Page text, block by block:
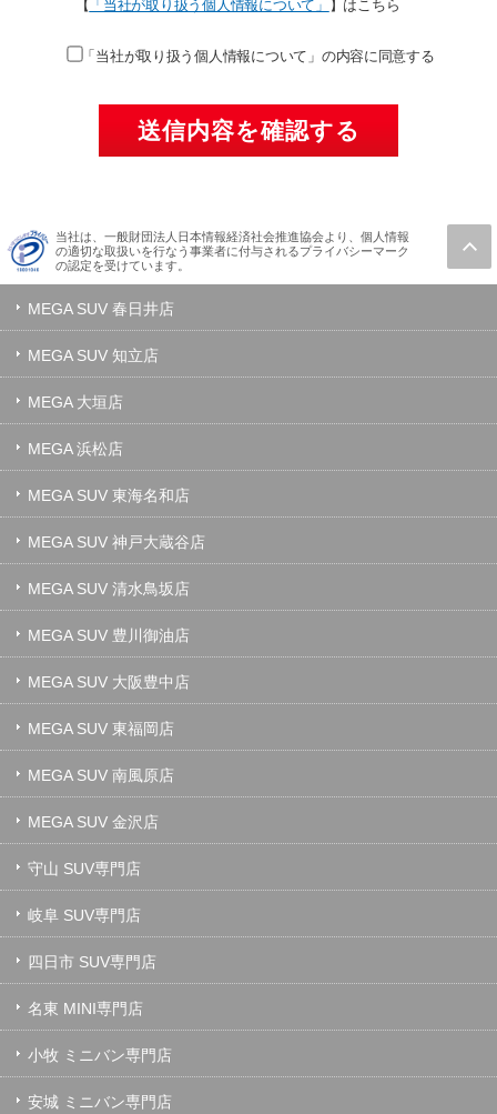
【 「当社が取り扱う個人情報について」 】はこちら
「当社が取り扱う個人情報について」の内容に同意する
当社は、一般財団法人日本情報経済社会推進協会より、個人情報
の適切な取扱いを行なう事業者に付与されるプライバシーマーク
の認定を受けています。
MEGA SUV 春日井店
MEGA SUV 知立店
MEGA 大垣店
MEGA 浜松店
MEGA SUV 東海名和店
MEGA SUV 神戸大蔵谷店
MEGA SUV 清水鳥坂店
MEGA SUV 豊川御油店
MEGA SUV 大阪豊中店
MEGA SUV 東福岡店
MEGA SUV 南風原店
MEGA SUV 金沢店
守山 SUV専門店
岐阜 SUV専門店
四日市 SUV専門店
名東 MINI専門店
小牧 ミニバン専門店
安城 ミニバン専門店